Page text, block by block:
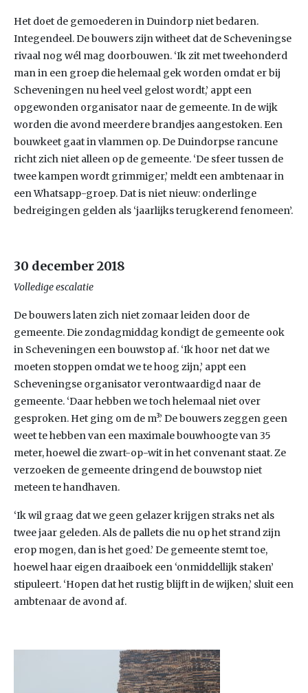
Het doet de gemoederen in Duindorp niet bedaren.
Integendeel. De bouwers zijn witheet dat de Scheveningse
rivaal nog wél mag doorbouwen. ‘Ik zit met tweehonderd
man in een groep die helemaal gek worden omdat er bij
Scheveningen nu heel veel gelost wordt,’ appt een
opgewonden organisator naar de gemeente. In de wijk
worden die avond meerdere brandjes aangestoken. Een
bouwkeet gaat in vlammen op. De Duindorpse rancune
richt zich niet alleen op de gemeente. ‘De sfeer tussen de
twee kampen wordt grimmiger,’ meldt een ambtenaar in
een Whatsapp-groep. Dat is niet nieuw: onderlinge
bedreigingen gelden als ‘jaarlijks terugkerend fenomeen’.
30 december 2018
Volledige escalatie
De bouwers laten zich niet zomaar leiden door de
gemeente. Die zondagmiddag kondigt de gemeente ook
in Scheveningen een bouwstop af. ‘Ik hoor net dat we
moeten stoppen omdat we te hoog zijn,’ appt een
Scheveningse organisator verontwaardigd naar de
gemeente. ‘Daar hebben we toch helemaal niet over
gesproken. Het ging om de m³.’ De bouwers zeggen geen
weet te hebben van een maximale bouwhoogte van 35
meter, hoewel die zwart-op-wit in het convenant staat. Ze
verzoeken de gemeente dringend de bouwstop niet
meteen te handhaven.
‘Ik wil graag dat we geen gelazer krijgen straks net als
twee jaar geleden. Als de pallets die nu op het strand zijn
erop mogen, dan is het goed.’ De gemeente stemt toe,
hoewel haar eigen draaiboek een ‘onmiddellijk staken’
stipuleert. ‘Hopen dat het rustig blijft in de wijken,’ sluit een
ambtenaar de avond af.